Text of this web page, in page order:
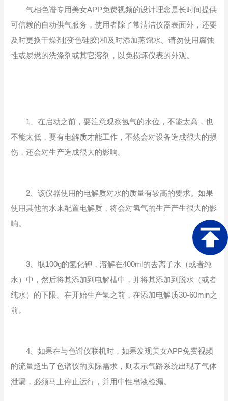
气相色谱专用美女APP免费视频的设计理念是长时间提供
可信赖的自动供气服务，使用者除了常清洁仪器表面外，还要
及时更换干燥剂(变色硅胶)和及时添加蒸馏水。请勿使用腐蚀
性或易燃的洗涤剂或其它溶剂，以免损坏仪表的外观。
1、在启动之前，要注意观察氢气的水位，不能太高，也
不能太低，要有电解质才能工作，不然会对设备造成很大的损
伤，还会对生产造成很大的影响。
2、该仪器使用的电解质对水的质量有较高的要求。如果
使用其他的水来配置电解质，将会对氢气的生产产生很大的影
响。
3、取100g的氢化钾，溶解在400ml的去离子水（或者纯
水）中，然后将其添加到电解槽中，并将其添加到脱水（或者
纯水）的下限。在开始生产氢之前，在添加电解质30-60min之
前。
4、如果在与色谱仪联机时，如果发现美女APP免费视频
的流量超出了色谱仪的实际需求，则表示气路系统出现了气体
泄漏，必须马上停止运行，并用中性皂液检漏。